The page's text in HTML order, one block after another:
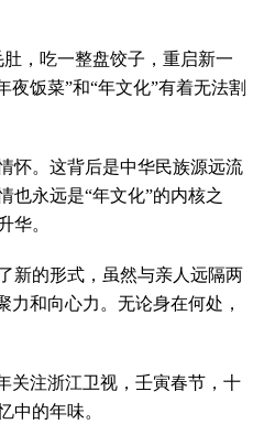
，吃一整盘饺子，重启新一
饭菜”和“年文化”有着无法割
。这背后是中华民族源远流
也永远是“年文化”的内核之
华。
的形式，虽然与亲人远隔两
和向心力。无论身在何处，
注浙江卫视，壬寅春节，十
中的年味。